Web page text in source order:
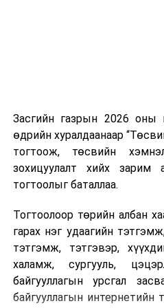
Шинэ хууль Францын зах
дуудлагын төвүүдэд
Мароккогийн дуудлагын
хувь Францын зах зээлээс
40–50 мянган ажлын байр
Засгийн газрын 2026 оны
өдрийн хуралдаанаар
тогтоож, төсвийн
зохицуулалт хийх зарим
тогтоолыг баталлаа.
Тогтоолоор төрийн албан
гарах нэг удаагийн
тэтгэмж, тэтгэвэр,
халамж, сургууль,
байгууллагын урсгал
байгууллагын интернетийн